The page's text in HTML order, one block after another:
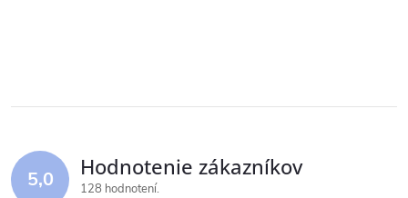
5,0 Hodnotenie zákazníkov
128 hodnotení